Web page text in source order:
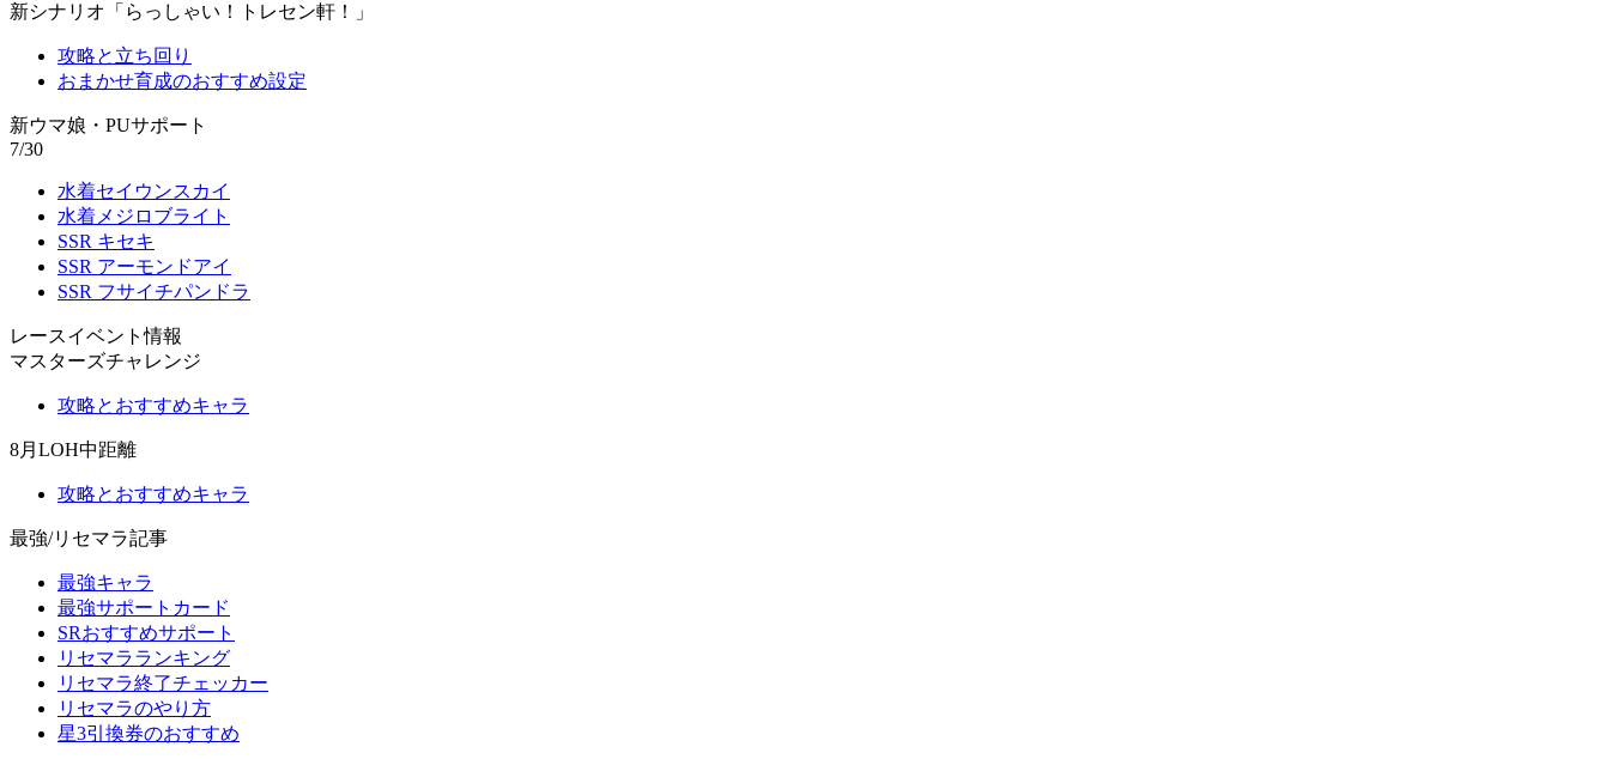
新シナリオ「らっしゃい！トレセン軒！」
攻略と立ち回り
おまかせ育成のおすすめ設定
新ウマ娘・PUサポート
7/30
水着セイウンスカイ
水着メジロブライト
SSR キセキ
SSR アーモンドアイ
SSR フサイチパンドラ
レースイベント情報
マスターズチャレンジ
攻略とおすすめキャラ
8月LOH中距離
攻略とおすすめキャラ
最強/リセマラ記事
最強キャラ
最強サポートカード
SRおすすめサポート
リセマラランキング
リセマラ終了チェッカー
リセマラのやり方
星3引換券のおすすめ